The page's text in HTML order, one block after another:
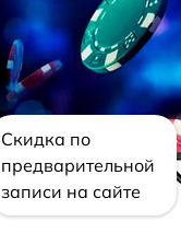
Скидка по
предварительной
записи на сайте